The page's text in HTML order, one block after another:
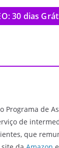
30 dias
Programa de
de
que